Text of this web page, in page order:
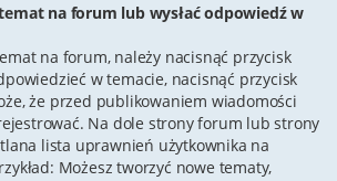
na forum lub wysłać odpowiedź w
na forum, należy nacisnąć przycisk
w temacie, nacisnąć przycisk
że przed publikowaniem wiadomości
Na dole strony forum lub strony
lista uprawnień użytkownika na
Możesz tworzyć nowe tematy,